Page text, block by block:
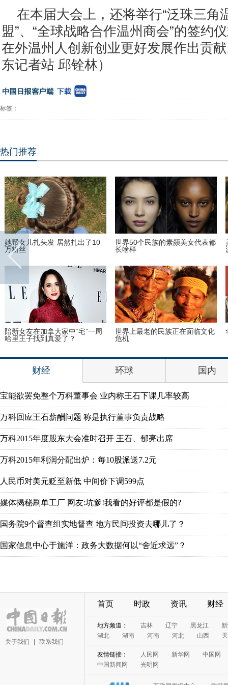
在本届大会上，还将举行“泛珠三角
盟”、“全球战略合作温州商会”的签约
在外温州人创新创业更好发展作出贡
东记者站 邱铨林）
标签：
热门推荐
她帮女儿扎头发 居然扎出了10
万粉丝
世界50个民族的素颜美女代表都
长啥样
陪新女友在加拿大家中“宅”一周
哈里王子找到真爱了？
世界上最老的民族正在面临文化
危机
财经 环球 国内
宝能欲罢免整个万科董事会 业内称王石下课几率较高
万科回应王石薪酬问题 称是执行董事负责战略
万科2015年度股东大会准时召开 王石、郁亮出席
万科2015年利润分配出炉：每10股派送7.2元
人民币对美元贬至新低 中间价下调599点
媒体揭秘刷单工厂 网友:坑爹!我看的好评都是假的?
国务院9个督查组实地督查 地方民间投资去哪儿了？
国家信息中心于施洋：政务大数据何以“舍近求远”？
关于我们 联系我们
首页 时政 资讯 财经
地方频道： 吉林 辽宁 黑龙江
湖北
湖南 河南 河北 山西
友情链接： 人民网 新华网
中国网
中国新闻网
光明网